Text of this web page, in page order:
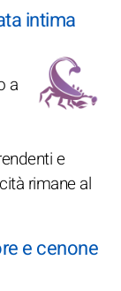
intima
a
e
rimane al
e cenone